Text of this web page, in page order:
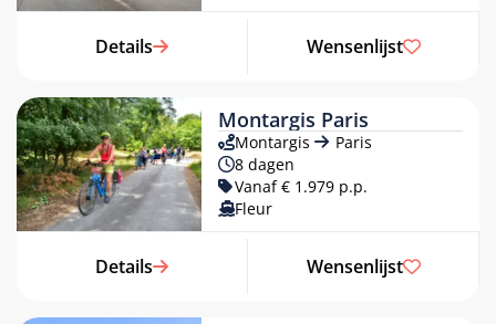
Details Wensenlijst
Montargis Paris
Montargis
Paris
8 dagen
Vanaf € 1.979 p.p.
Fleur
Details Wensenlijst